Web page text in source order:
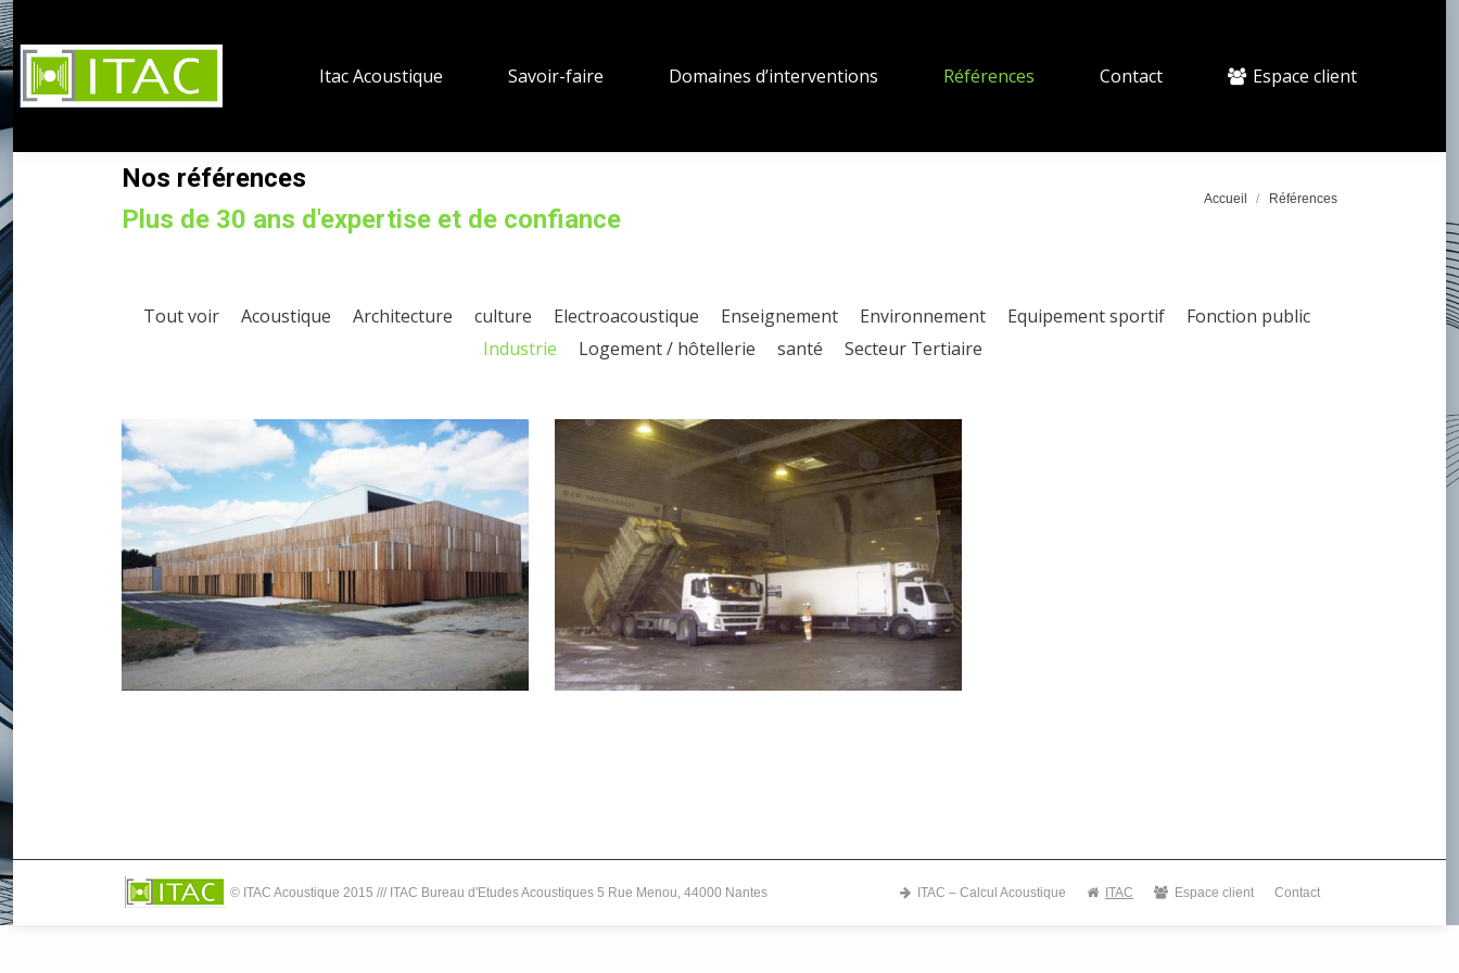
Itac Acoustique Savoir-faire Domaines d’interventions Références Contact Espace client
Nos références
Plus de 30 ans d'expertise et de confiance
Accueil Références
Tout voir Acoustique Architecture culture Electroacoustique Enseignement Environnement Equipement sportif
Fonction public
Industrie
Logement / hôtellerie santé Secteur Tertiaire
PROXINNOV Plateforme régionale
d’innovation
VEOLIA –Usine de traitement des
déchets – COUERON (44)
© ITAC Acoustique 2015 /// ITAC Bureau d'Etudes Acoustiques 5 Rue Menou, 44000 Nantes ITAC – Calcul Acoustique ITAC Espace client Contact